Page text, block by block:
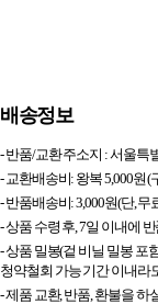
배송정보
- 반품/교환 주소지 :서울특
- 교환배송비: 왕복 5,000원 (
- 반품배송비: 3,000원(단,
- 상품 수령 후, 7일 이내에
- 상품 밀봉(겉 비닐 밀봉 포
청약철회 가능 기간 이내라
- 제품 교환, 반품, 환불을